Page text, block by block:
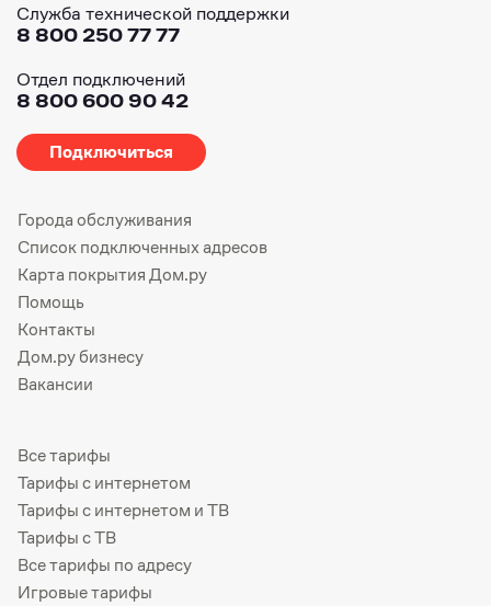
Служба технической поддержки
8 800 250 77 77
Отдел подключений
8 800 600 90 42
Подключиться
Города обслуживания
Список подключенных адресов
Карта покрытия Дом.ру
Помощь
Контакты
Дом.ру бизнесу
Вакансии
Все тарифы
Тарифы с интернетом
Тарифы с интернетом и ТВ
Тарифы с ТВ
Все тарифы по адресу
Игровые тарифы